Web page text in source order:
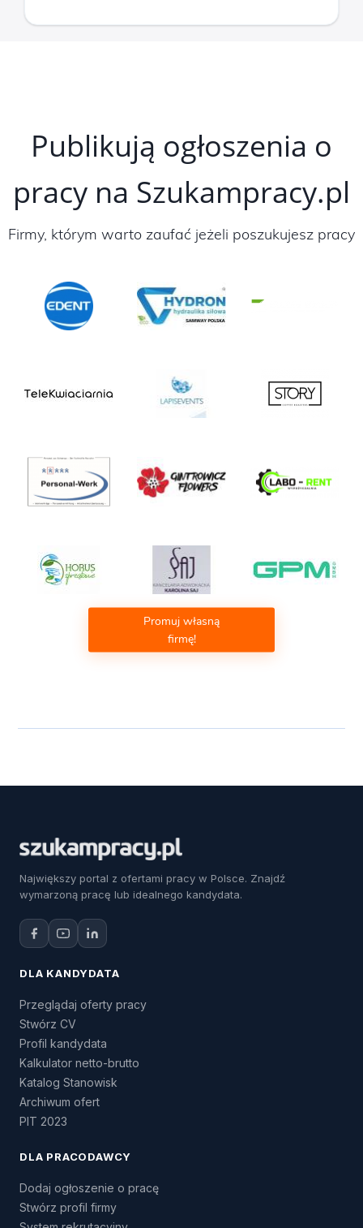
Publikują ogłoszenia o
pracy na Szukampracy.pl
Firmy, którym warto zaufać jeżeli poszukujesz pracy
Promuj własną
firmę!
Największy portal z ofertami pracy w Polsce. Znajdź
wymarzoną pracę lub idealnego kandydata.
DLA KANDYDATA
Przeglądaj oferty pracy
Stwórz CV
Profil kandydata
Kalkulator netto-brutto
Katalog Stanowisk
Archiwum ofert
PIT 2023
DLA PRACODAWCY
Dodaj ogłoszenie o pracę
Stwórz profil firmy